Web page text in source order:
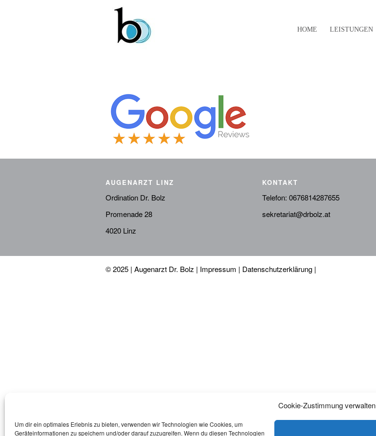
Cookie-Zustimmung verwalten
Um dir ein optimales Erlebnis zu bieten, verwenden wir Technologien wie Cookies, um
Geräteinformationen zu speichern und/oder darauf zuzugreifen. Wenn du diesen Technologien
HOME LEISTUNGEN
AUGENARZT LINZ
Ordination Dr. Bolz
Promenade 28
4020 Linz
KONTAKT
Telefon: 0676814287655
sekretariat@drbolz.at
© 2025 | Augenarzt Dr. Bolz | Impressum | Datenschutzerklärung |